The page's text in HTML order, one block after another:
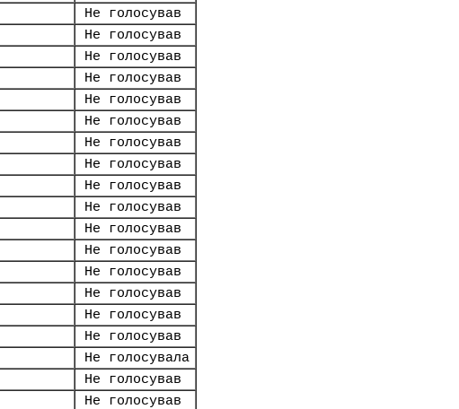
Не голосував
Не голосував
Не голосував
Не голосував
Не голосував
Не голосував
Не голосував
Не голосував
Не голосував
Не голосував
Не голосував
Не голосував
Не голосував
Не голосував
Не голосував
Не голосував
Не голосувала
Не голосував
Не голосував